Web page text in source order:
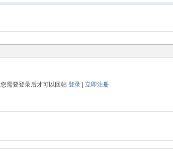
您需要登录后才可以回帖登录 |立即注册